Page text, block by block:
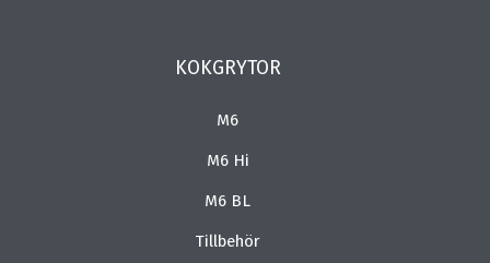
KOKGRYTOR
M6
M6 Hi
M6 BL
Tillbehör